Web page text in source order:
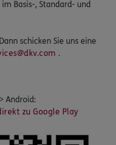
Basis-, Standard- und
schicken Sie uns eine
.
> Android:
zu Google Play